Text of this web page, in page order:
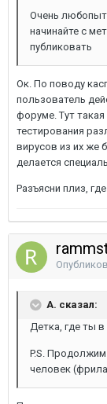
Очень
начинайте с
публиковать
Ок. По поводу
пользователь
форуме. Тут
тестирования
вирусов из их же
делается
Разъясни плиз,
A. сказал:
Детка, где ты
P.S.
человек